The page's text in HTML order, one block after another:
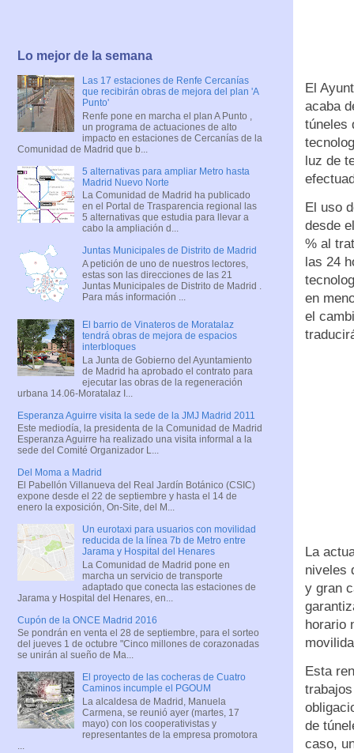
El
acaba
túneles
luz de
El uso
desde
% al
las 24
en
el
La
niveles
y gran
horario
Esta
de
caso,
Lo mejor de la semana
Las 17 estaciones de Renfe Cercanías
que recibirán obras de mejora del plan 'A
Punto'
Renfe pone en marcha el plan A Punto ,
un programa de actuaciones de alto
impacto en estaciones de Cercanías de la
Comunidad de Madrid que b...
5 alternativas para ampliar Metro hasta
Madrid Nuevo Norte
La Comunidad de Madrid ha publicado
en el Portal de Trasparencia regional las
5 alternativas que estudia para llevar a
cabo la ampliación d...
Juntas Municipales de Distrito de Madrid
A petición de uno de nuestros lectores,
estas son las direcciones de las 21
Juntas Municipales de Distrito de Madrid .
Para más información ...
El barrio de Vinateros de Moratalaz
tendrá obras de mejora de espacios
interbloques
La Junta de Gobierno del Ayuntamiento
de Madrid ha aprobado el contrato para
ejecutar las obras de la regeneración
urbana 14.06-Moratalaz I...
Esperanza Aguirre visita la sede de la JMJ Madrid 2011
Este mediodía, la presidenta de la Comunidad de Madrid
Esperanza Aguirre ha realizado una visita informal a la
sede del Comité Organizador L...
Del Moma a Madrid
El Pabellón Villanueva del Real Jardín Botánico (CSIC)
expone desde el 22 de septiembre y hasta el 14 de
enero la exposición, On-Site, del M...
Un eurotaxi para usuarios con movilidad
reducida de la línea 7b de Metro entre
Jarama y Hospital del Henares
La Comunidad de Madrid pone en
marcha un servicio de transporte
adaptado que conecta las estaciones de
Jarama y Hospital del Henares, en...
Cupón de la ONCE Madrid 2016
Se pondrán en venta el 28 de septiembre, para el sorteo
del jueves 1 de octubre "Cinco millones de corazonadas
se unirán al sueño de Ma...
El proyecto de las cocheras de Cuatro
Caminos incumple el PGOUM
La alcaldesa de Madrid, Manuela
Carmena, se reunió ayer (martes, 17
mayo) con los cooperativistas y
representantes de la empresa promotora